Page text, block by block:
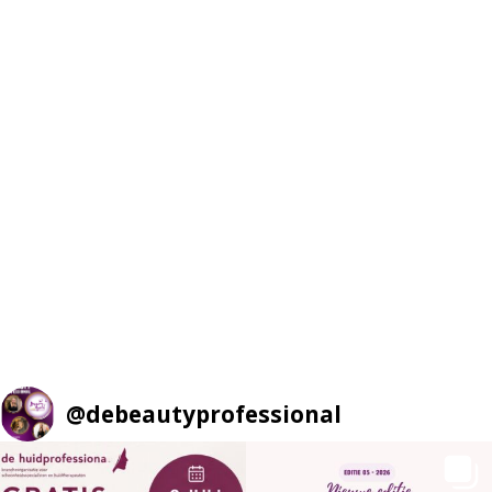
@debeautyprofessional